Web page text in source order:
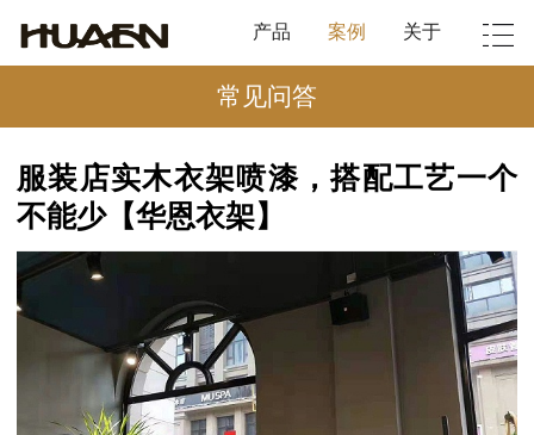
产品 案例 关于
常见问答
服装店实木衣架喷漆，搭配工艺一个
不能少【华恩衣架】